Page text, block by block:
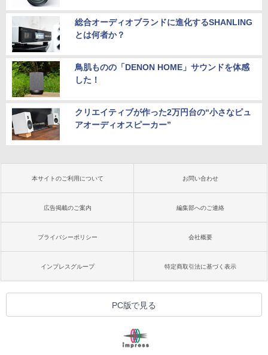
総合オーディオブランドに進化するSHANLING
とは何者か？
鳥肌ものの「DENON HOME」サウンドを体感
した！
クリエイティブが作った2万円台の“小さなピュ
アオーディオスピーカー”
本サイトのご利用について お問い合わせ
広告掲載のご案内 編集部へのご連絡
プライバシーポリシー 会社概要
インプレスグループ 特定商取引法に基づく表示
PC版で見る